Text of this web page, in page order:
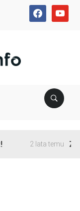
facebookyoutube
2 lata temu